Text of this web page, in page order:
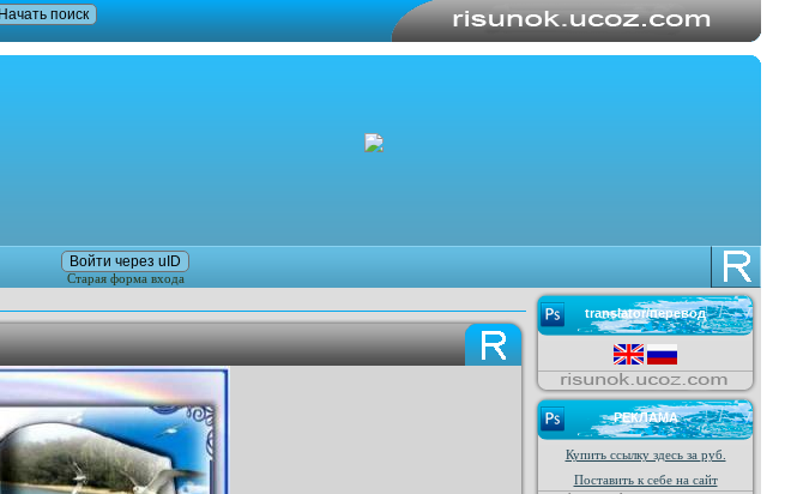
Войти через uID
Старая форма входа
translator/перевод
РЕКЛАМА
Купить ссылку здесь за руб.
Поставить к себе на сайт